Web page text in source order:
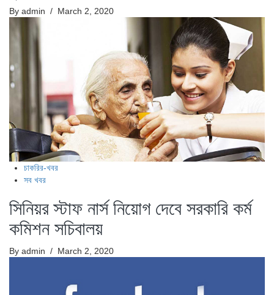
By admin / March 2, 2020
চাকরির-খবর
সব খবর
সিনিয়র স্টাফ নার্স নিয়োগ দেবে সরকারি কর্ম
কমিশন সচিবালয়
By admin / March 2, 2020